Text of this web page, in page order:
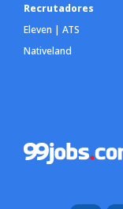
Recrutadores
Eleven | ATS
Nativeland